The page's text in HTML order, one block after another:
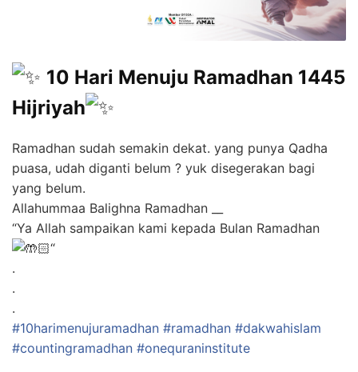
10 Hari Menuju Ramadhan 1445
Hijriyah
Ramadhan sudah semakin dekat. yang punya Qadha
puasa, udah diganti belum ? yuk disegerakan bagi
yang belum.
Allahummaa Balighna Ramadhan __
“Ya Allah sampaikan kami kepada Bulan Ramadhan
“
.
.
.
#10harimenujuramadhan #ramadhan #dakwahislam
#countingramadhan #onequraninstitute